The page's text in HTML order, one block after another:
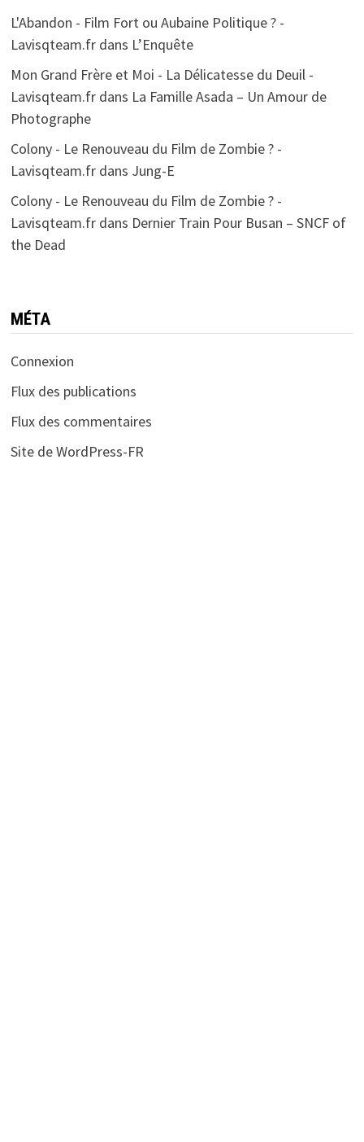
L'Abandon - Film Fort ou Aubaine Politique ? -
Lavisqteam.frdans L’Enquête
Mon Grand Frère et Moi - La Délicatesse du Deuil -
Lavisqteam.frdans La Famille Asada – Un Amour de
Photographe
Colony - Le Renouveau du Film de Zombie ? -
Lavisqteam.frdans Jung-E
Colony - Le Renouveau du Film de Zombie ? -
Lavisqteam.frdans Dernier Train Pour Busan – SNCF of
the Dead
MÉTA
Connexion
Flux des publications
Flux des commentaires
Site de WordPress-FR